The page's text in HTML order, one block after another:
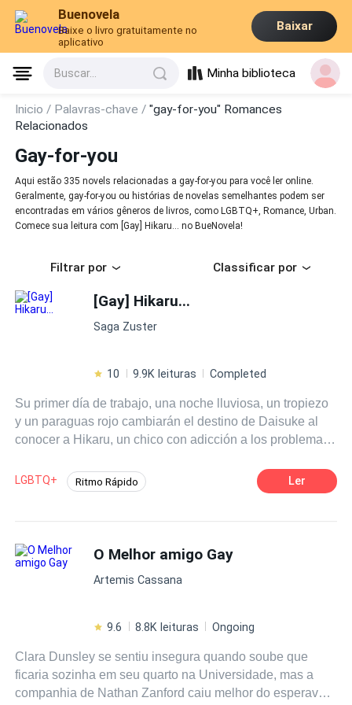
Buenovela
Baixe o livro gratuitamente no
aplicativo
Baixar
Buscar... Minha biblioteca
Inicio / Palavras-chave /"gay-for-you" Romances
Relacionados
Gay-for-you
Aqui estão 335 novels relacionadas a gay-for-you para você ler online.
Geralmente, gay-for-you ou histórias de novelas semelhantes podem ser
encontradas em vários gêneros de livros, como LGBTQ+, Romance, Urban.
Comece sua leitura com [Gay] Hikaru... no BueNovela!
Filtrar por Classificar por
[Gay] Hikaru...
Saga Zuster
10 9.9K leituras Completed
Su primer día de trabajo, una noche lluviosa, un tropiezo
y un paraguas rojo cambiarán el destino de Daisuke al
conocer a Hikaru, un chico con adicción a los problemas
enamoró de él, ¿será capaz de dejar atrás su vida de
LGBTQ+ Ritmo Rápido
MxM Arrepentimiento Independiente
Ler
O Melhor amigo Gay
Artemis Cassana
9.6 8.8K leituras Ongoing
Clara Dunsley se sentiu insegura quando soube que
ficaria sozinha em seu quarto na Universidade, mas a
companhia de Nathan Zanford caiu melhor do esperava,